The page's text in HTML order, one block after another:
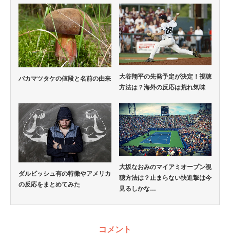
バカマツタケの値段と名前の由来
大谷翔平の先発予定が決定！視聴
方法は？海外の反応は荒れ気味
ダルビッシュ有の特徴やアメリカ
の反応をまとめてみた
大坂なおみのマイアミオープン視
聴方法は？止まらない快進撃は今
見るしかな…
コメント